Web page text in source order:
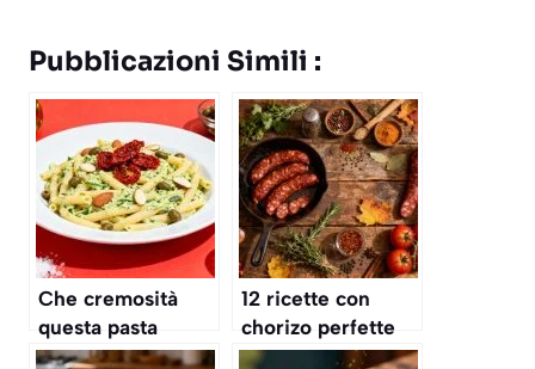
Pubblicazioni Simili :
Che cremosità
questa pasta
fredda! Ho frullato
12 ricette con
chorizo perfette
per l’autunno: la